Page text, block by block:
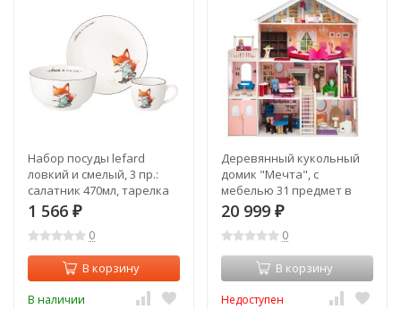
Набор посуды lefard
ловкий и смелый, 3 пр.:
салатник 470мл, тарелка
20см, кружка 220мл Lefard
(260-945)
1 566 ₽
0
В корзину
В наличии
Деревянный кукольный
домик "Мечта", с
мебелью 31 предмет в
наборе, с гаражом и с
качелями, для кукол 30 см
(PD316-02)
20 999 ₽
0
В корзину
Недоступен